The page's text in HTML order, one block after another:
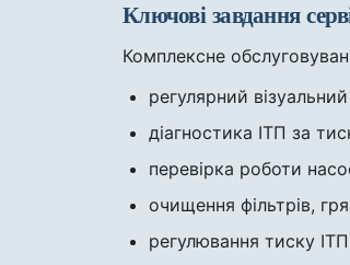
Ключові завдання
Комплексне
регулярний
діагностика ІТП за
перевірка роботи
очищення фільтрів,
регулювання тиску